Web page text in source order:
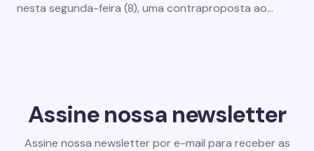
nesta segunda-feira (8), uma contraproposta ao…
Assine nossa newsletter
Assine nossa newsletter por e-mail para receber as